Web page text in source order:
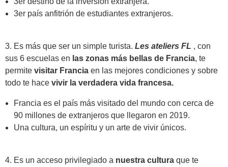
3er país anfitrión de estudiantes extranjeros.
3. Es más que ser un simple turista. Les ateliers FL , con
sus 6 escuelas en las zonas más bellas de Francia, te
permite visitar Francia en las mejores condiciones y sobre
todo te hace vivir la verdadera vida francesa.
Francia es el país más visitado del mundo con cerca de
90 millones de extranjeros que llegaron en 2019.
Una cultura, un espíritu y un arte de vivir únicos.
4. Es un acceso privilegiado a nuestra cultura que te